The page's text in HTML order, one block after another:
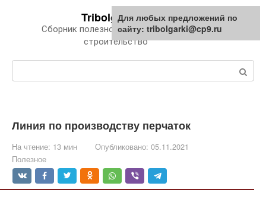
Tribolgarki.ru
Сборник полезной информации про
строительство
Линия по производству перчаток
На чтение: 13 мин Опубликовано: 05.11.2021
Полезное
Для любых предложений по
сайту: tribolgarki@cp9.ru